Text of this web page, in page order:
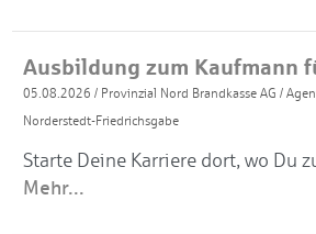
05.08.2026 / Provinzial Nord Brandkasse AG /
Norderstedt-Friedrichsgabe
Starte Deine Karriere dort, wo Du
Mehr...